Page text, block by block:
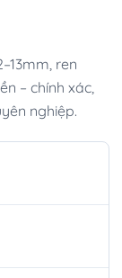
ren
– chính xác,
nghiệp.